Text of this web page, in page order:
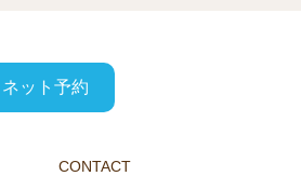
ネット予約
CONTACT